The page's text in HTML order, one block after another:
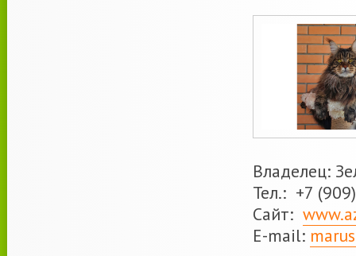
Владелец:
Тел.: +7
Сайт:
E-mail: